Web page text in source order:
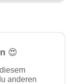
😍
anderen